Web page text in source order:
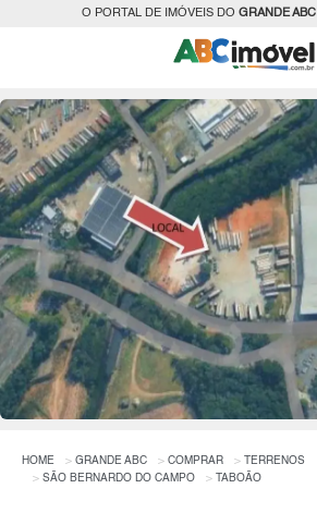
O PORTAL DE IMÓVEIS DO GRANDE ABC
HOME GRANDE ABC COMPRAR
TERRENOS
SÃO BERNARDO DO CAMPO
TABOÃO